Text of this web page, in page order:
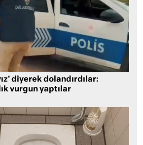
diyerek dolandırdılar:
vurgun yaptılar